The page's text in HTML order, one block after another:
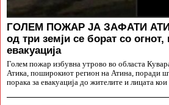
ГОЛЕМ ПОЖАР ЈА ЗАФАТИ
од три земји се борат со огнот,
евакуација
Голем пожар избувна утрово во областа
Атика, поширокиот регион на Атина, поради
порака за евакуација до жителите и лицата